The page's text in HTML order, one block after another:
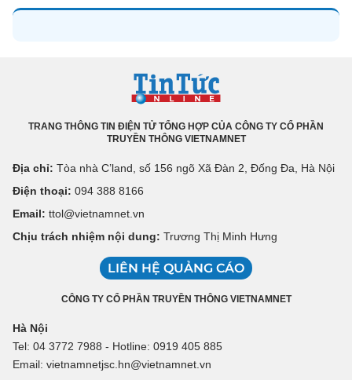
TRANG THÔNG TIN ĐIỆN TỬ TỔNG HỢP CỦA CÔNG TY CỔ PHẦN
TRUYỀN THÔNG VIETNAMNET
Địa chỉ: Tòa nhà C’land, số 156 ngõ Xã Đàn 2, Đống Đa, Hà Nội
Điện thoại: 094 388 8166
Email: ttol@vietnamnet.vn
Chịu trách nhiệm nội dung: Trương Thị Minh Hưng
LIÊN HỆ QUẢNG CÁO
CÔNG TY CỔ PHẦN TRUYỀN THÔNG VIETNAMNET
Hà Nội
Tel: 04 3772 7988 - Hotline: 0919 405 885
Email: vietnamnetjsc.hn@vietnamnet.vn